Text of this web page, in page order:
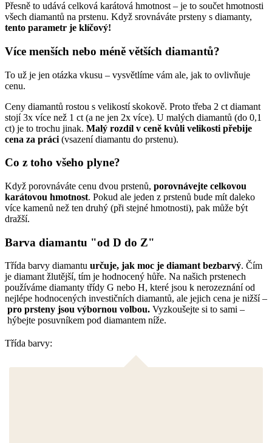
Přesně to udává celková karátová hmotnost – je to součet hmotnosti
všech diamantů na prstenu. Když srovnáváte prsteny s diamanty,
tento parametr je klíčový!
Více menších nebo méně větších diamantů?
To už je jen otázka vkusu – vysvětlíme vám ale, jak to ovlivňuje
cenu.
Ceny diamantů rostou s velikostí skokově. Proto třeba 2 ct diamant
stojí 3x více než 1 ct (a ne jen 2x více). U malých diamantů (do 0,1
ct) je to trochu jinak. Malý rozdíl v ceně kvůli velikosti přebije
cena za práci (vsazení diamantu do prstenu).
Co z toho všeho plyne?
Když porovnáváte cenu dvou prstenů, porovnávejte celkovou
karátovou hmotnost. Pokud ale jeden z prstenů bude mít daleko
více kamenů než ten druhý (při stejné hmotnosti), pak může být
dražší.
Barva diamantu "od D do Z"
Třída barvy diamantu určuje, jak moc je diamant bezbarvý. Čím
je diamant žlutější, tím je hodnocený hůře. Na našich prstenech
používáme diamanty třídy G nebo H, které jsou k nerozeznání od
nejlépe hodnocených investičních diamantů, ale jejich cena je nižší –
pro prsteny jsou výbornou volbou. Vyzkoušejte si to sami –
hýbejte posuvníkem pod diamantem níže.
Třída barvy: